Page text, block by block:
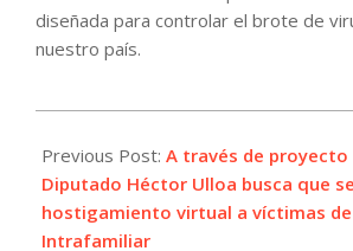
diseñada para controlar el brote de
nuestro país.
08-
02
Previous Post: A través de proyecto
Diputado Héctor Ulloa busca que
hostigamiento virtual a víctimas de
Intrafamiliar